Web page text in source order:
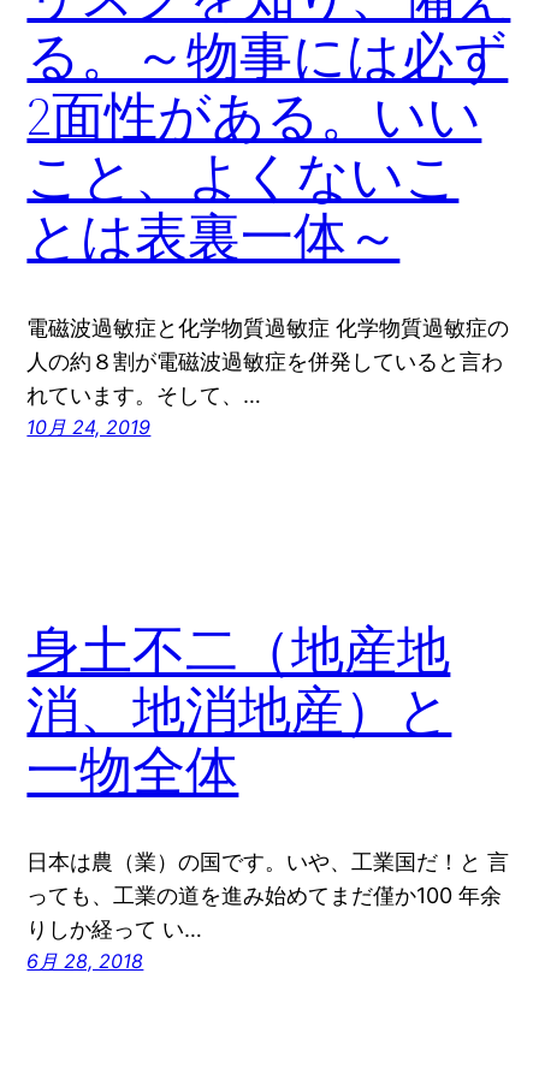
る。～物事には必ず
2面性がある。いい
こと、よくないこ
とは表裏一体～
電磁波過敏症と化学物質過敏症 化学物質過敏症の
人の約８割が電磁波過敏症を併発していると言わ
れています。そして、…
10月 24, 2019
身土不二（地産地
消、地消地産）と
一物全体
日本は農（業）の国です。いや、工業国だ！と 言
っても、工業の道を進み始めてまだ僅か100 年余
りしか経って い…
6月 28, 2018